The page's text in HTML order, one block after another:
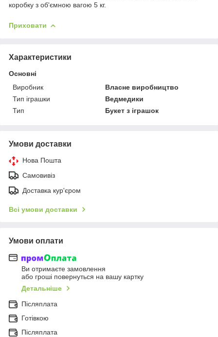
коробку з об'ємною вагою 5 кг.
Приховати
Характеристики
Основні
Виробник
Власне виробництво
Тип іграшки
Ведмедики
Тип
Букет з іграшок
Умови доставки
Нова Пошта
Самовивіз
Доставка кур'єром
Всі умови доставки
Умови оплати
Ви отримаєте замовлення
або гроші повернуться на вашу картку
Детальніше
Післяплата
Готівкою
Післяплата